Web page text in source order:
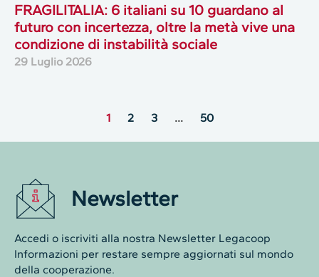
FRAGILITALIA: 6 italiani su 10 guardano al
futuro con incertezza, oltre la metà vive una
condizione di instabilità sociale
29 Luglio 2026
1 2 3 … 50
Newsletter
Accedi o iscriviti alla nostra Newsletter Legacoop
Informazioni per restare sempre aggiornati sul mondo
della cooperazione.